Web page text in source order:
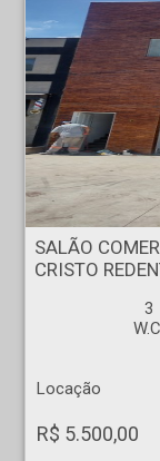
SALÃO COMERCIAL - CRISTO
SALÃO
CRISTO
3
Locação
R$ 5.500,00